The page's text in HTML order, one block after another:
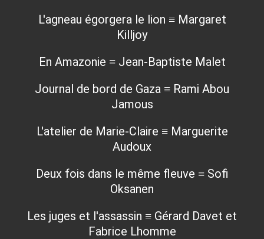
L'agneau égorgera le lion ≡ Margaret
Killjoy
En Amazonie ≡ Jean-Baptiste Malet
Journal de bord de Gaza ≡ Rami Abou
Jamous
L'atelier de Marie-Claire ≡ Marguerite
Audoux
Deux fois dans le même fleuve ≡ Sofi
Oksanen
Les juges et l'assassin ≡ Gérard Davet et
Fabrice Lhomme